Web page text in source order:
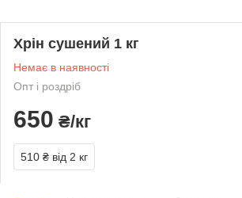
Хрін сушений 1 кг
Немає в наявності
Опт і роздріб
650 ₴/кг
510 ₴ від 2 кг